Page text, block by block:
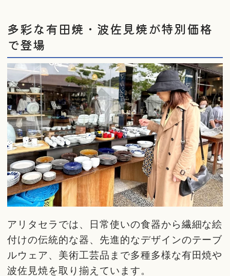
多彩な有田焼・波佐見焼が特別価格
で登場
アリタセラでは、日常使いの食器から繊細な絵
付けの伝統的な器、先進的なデザインのテーブ
ルウェア、美術工芸品まで多種多様な有田焼や
波佐見焼を取り揃えています。